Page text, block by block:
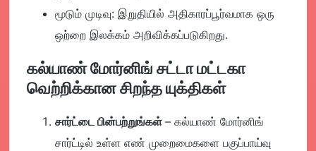
மூடும் முடிவு: இறுதியில் அதிகாரப்பூர்வமாக ஒரு
ஒற்றை இலக்கம் அறிவிக்கப்படுகிறது.
கல்யாண் மோர்னிங் சட்டா மட்டகா
வெற்றிக்கான சிறந்த யுக்திகள்
சார்ட்டை பின்பற்றுங்கள் – கல்யாண் மோர்னிங்
சார்ட்டில் உள்ள எண் முறைமைகளை பகுப்பாய்வு